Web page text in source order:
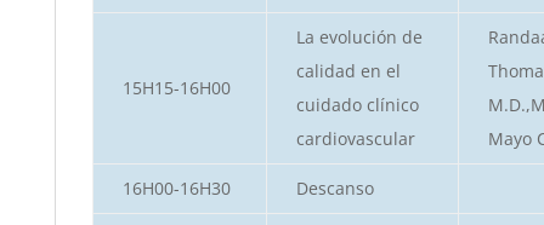
15H15-16H00
La evolución de
calidad en el
cuidado clínico
cardiovascular
Mayo
16H00-16H30 Descanso